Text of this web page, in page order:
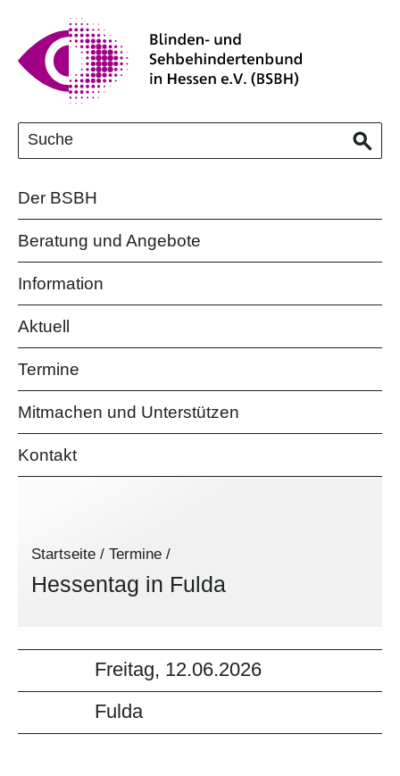
Der BSBH
Beratung und Angebote
Information
Aktuell
Termine
Mitmachen und Unterstützen
Kontakt
Startseite / Termine /
Hessentag in Fulda
Freitag, 12.06.2026
Fulda